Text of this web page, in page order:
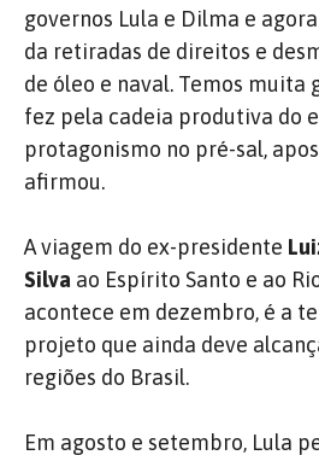
governos Lula e Dilma e
da retiradas de direitos e
de óleo e naval. Temos muita
fez pela cadeia produtiva do
protagonismo no pré-sal,
afirmou.
A viagem do ex-presidente
Silva ao Espírito Santo e ao
acontece em dezembro, é a
projeto que ainda deve
regiões do Brasil.
Em agosto e setembro, Lula